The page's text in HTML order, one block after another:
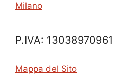
Milano
P.IVA: 13038970961
Mappa del Sito